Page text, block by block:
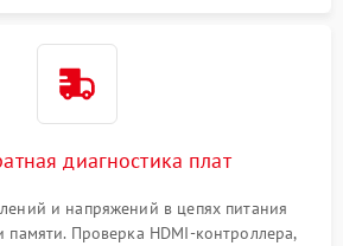
диагностика плат
и напряжений в цепях питания
памяти. Проверка HDMI-контроллера,